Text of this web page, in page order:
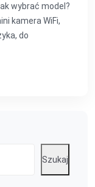
wybrać model?
kamera WiFi,
do
Szukaj